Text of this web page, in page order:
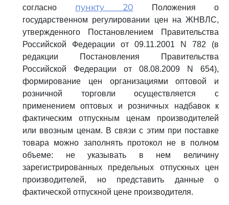
согласно пункту 20 Положения о
государственном регулировании цен на ЖНВЛС,
утвержденного Постановлением Правительства
Российской Федерации от 09.11.2001 N 782 (в
редакции Постановления Правительства
Российской Федерации от 08.08.2009 N 654),
формирование цен организациями оптовой и
розничной торговли осуществляется с
применением оптовых и розничных надбавок к
фактическим отпускным ценам производителей
или ввозным ценам. В связи с этим при поставке
товара можно заполнять протокол не в полном
объеме: не указывать в нем величину
зарегистрированных предельных отпускных цен
производителей, но представить данные о
фактической отпускной цене производителя.